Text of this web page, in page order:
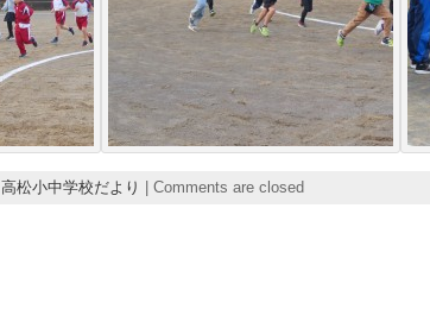
高松小中学校だより Comments are closed